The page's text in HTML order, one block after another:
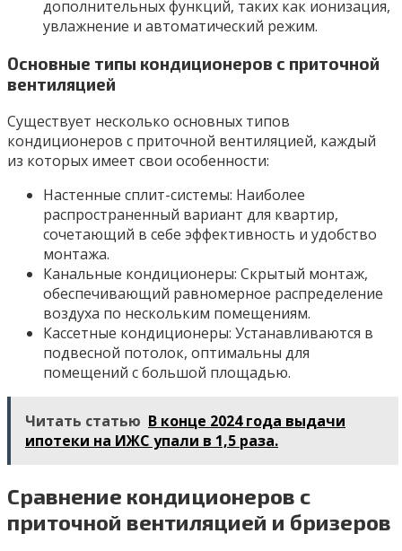
дополнительных функций, таких как ионизация,
увлажнение и автоматический режим.
Основные типы кондиционеров с приточной
вентиляцией
Существует несколько основных типов
кондиционеров с приточной вентиляцией, каждый
из которых имеет свои особенности:
Настенные сплит-системы: Наиболее
распространенный вариант для квартир,
сочетающий в себе эффективность и удобство
монтажа.
Канальные кондиционеры: Скрытый монтаж,
обеспечивающий равномерное распределение
воздуха по нескольким помещениям.
Кассетные кондиционеры: Устанавливаются в
подвесной потолок, оптимальны для
помещений с большой площадью.
Читать статью В конце 2024 года выдачи
ипотеки на ИЖС упали в 1,5 раза.
Сравнение кондиционеров с
приточной вентиляцией и бризеров